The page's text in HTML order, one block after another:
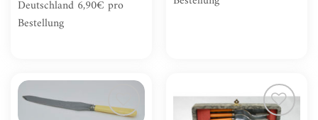
Deutschland 6,90€ pro
Bestellung